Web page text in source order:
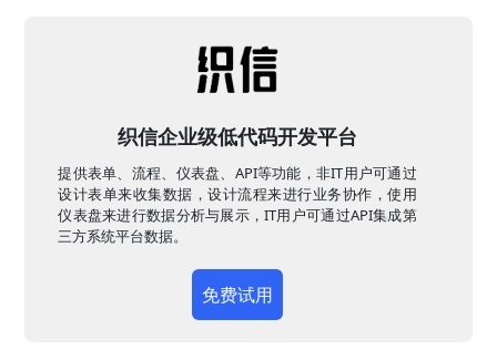
织信企业级低代码开发平台
提供表单、流程、仪表盘、API等功能，非IT用户可通过
设计表单来收集数据，设计流程来进行业务协作，使用
仪表盘来进行数据分析与展示，IT用户可通过API集成第
三方系统平台数据。
免费试用